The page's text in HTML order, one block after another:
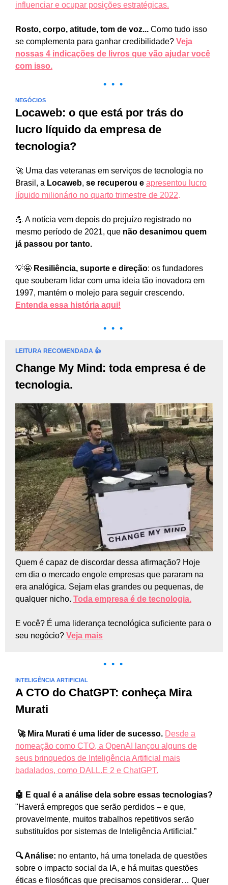
influenciar e ocupar posições estratégicas.
Rosto, corpo, atitude, tom de voz... Como tudo isso
se complementa para ganhar credibilidade? Veja
nossas 4 indicações de livros que vão ajudar você
com isso.
• • •
NEGÓCIOS
Locaweb: o que está por trás do
lucro líquido da empresa de
tecnologia?
🚀 Uma das veteranas em serviços de tecnologia no
Brasil, a Locaweb, se recuperou e apresentou lucro
líquido milionário no quarto trimestre de 2022.
💪 A notícia vem depois do prejuízo registrado no
mesmo período de 2021, que não desanimou quem
já passou por tanto.
💡🤩 Resiliência, suporte e direção: os fundadores
que souberam lidar com uma ideia tão inovadora em
1997, mantém o molejo para seguir crescendo.
Entenda essa história aqui!
• • •
LEITURA RECOMENDADA 👍
Change My Mind: toda empresa é de
tecnologia.
Quem é capaz de discordar dessa afirmação? Hoje
em dia o mercado engole empresas que pararam na
era analógica. Sejam elas grandes ou pequenas, de
qualquer nicho. Toda empresa é de tecnologia.
E você? É uma liderança tecnológica suficiente para o
seu negócio? Veja mais
• • •
INTELIGÊNCIA ARTIFICIAL
A CTO do ChatGPT: conheça Mira
Murati
🚀 Mira Murati é uma líder de sucesso. Desde a
nomeação como CTO, a OpenAI lançou alguns de
seus brinquedos de Inteligência Artificial mais
badalados, como DALL.E 2 e ChatGPT.
🤖 E qual é a análise dela sobre essas tecnologias?
"Haverá empregos que serão perdidos – e que,
provavelmente, muitos trabalhos repetitivos serão
substituídos por sistemas de Inteligência Artificial.”
🔍 Análise: no entanto, há uma tonelada de questões
sobre o impacto social da IA, e há muitas questões
éticas e filosóficas que precisamos considerar… Quer